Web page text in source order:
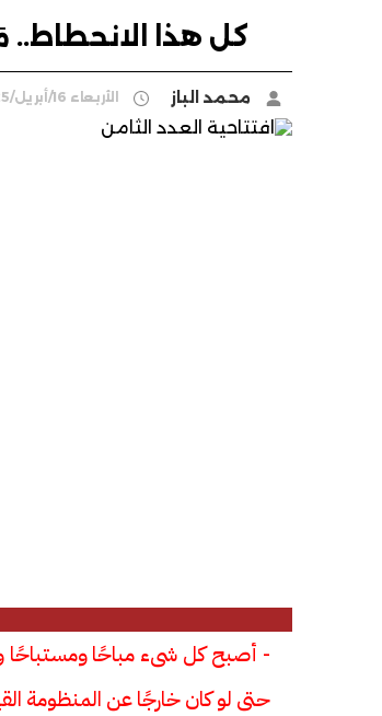
كل هذا الانحطاط..
محمد الباز الأربعاء 16/أبريل/2025 - 05:07 م
- أصبح كل شىء مباحًا
حتى لو كان خارجًا عن المنظومة